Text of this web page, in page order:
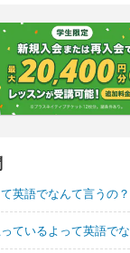
英語でなんて言うの？
ているよって英語で